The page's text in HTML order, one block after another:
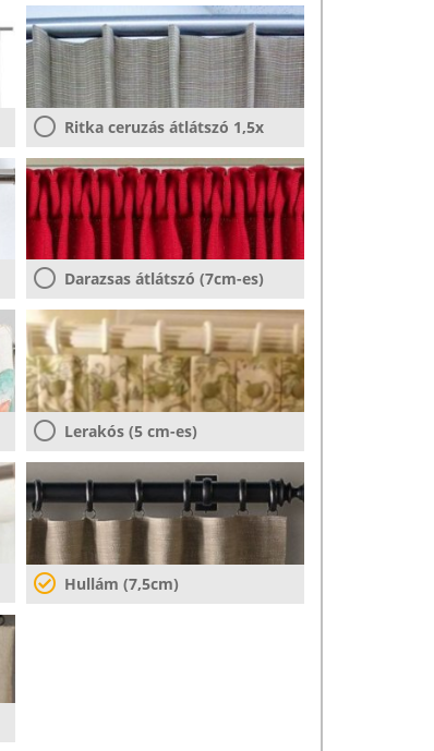
Ritka ceruzás átlátszó 1,5x
Darazsas átlátszó (7cm-es)
Lerakós (5 cm-es)
Hullám (7,5cm)